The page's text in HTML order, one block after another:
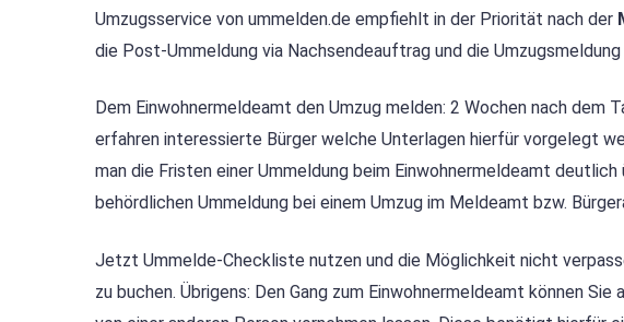
Umzugsservice von ummelden.de empfiehlt in der Priorität nach der
die Post-Ummeldung via Nachsendeauftrag und die Umzugsmeldung
Dem Einwohnermeldeamt den Umzug melden: 2 Wochen nach dem
erfahren interessierte Bürger welche Unterlagen hierfür vorgelegt
man die Fristen einer Ummeldung beim Einwohnermeldeamt
behördlichen Ummeldung bei einem Umzug im Meldeamt bzw.
Jetzt Ummelde-Checkliste nutzen und die Möglichkeit nicht
zu buchen. Übrigens: Den Gang zum Einwohnermeldeamt können